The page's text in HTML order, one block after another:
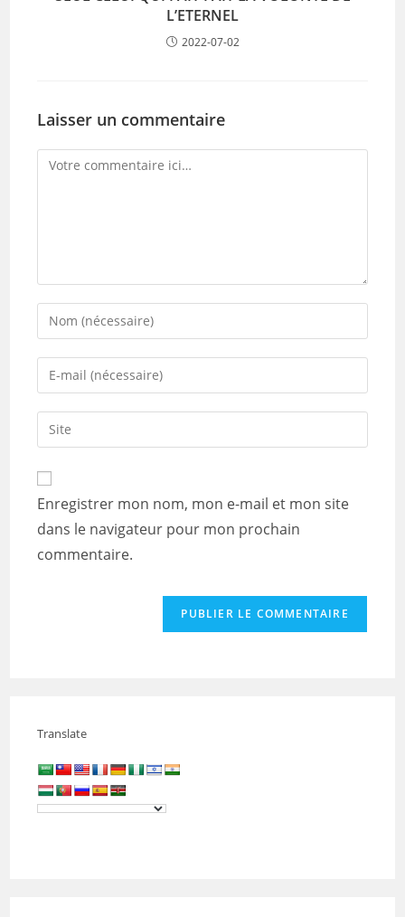
L’ETERNEL
2022-07-02
Laisser un commentaire
Comment
Enter
your
name
comment
Enter
your
email
address
Saisir
l’URL
votre
site
(facultatif)
Enregistrer mon nom, mon e-mail et mon site
dans le navigateur pour mon prochain
commentaire.
Translate